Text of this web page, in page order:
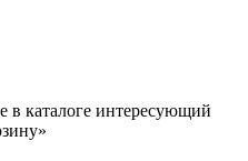
в каталоге интересующий